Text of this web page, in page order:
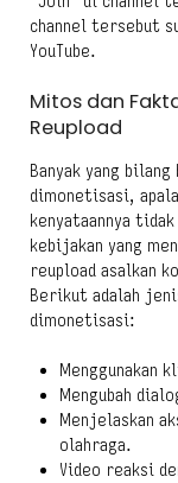
channel tersebut
YouTube.
Mitos dan
Reupload
Banyak yang
dimonetisasi,
kenyataannya
kebijakan yang
reupload asalkan
Berikut adalah
dimonetisasi:
Menggunakan
Mengubah
Menjelaskan
olahraga.
Video reaksi